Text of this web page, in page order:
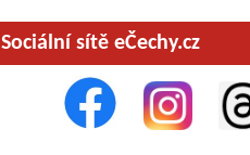
Sociální sítě eČechy.cz